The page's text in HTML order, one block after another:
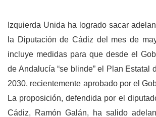
Izquierda Unida ha logrado sacar
la Diputación de Cádiz del mes de
incluye medidas para que desde el
de Andalucía “se blinde” el Plan Estatal
2030, recientemente aprobado por el
La proposición, defendida por el
Cádiz, Ramón Galán, ha salido